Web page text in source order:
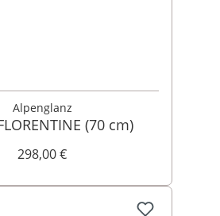
Alpenglanz
(70 cm)
298,00 €